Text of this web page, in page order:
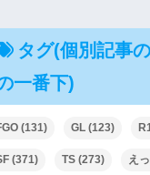
タグ(個別記事
一番下)
(131) GL (123)
(371) TS (273) え